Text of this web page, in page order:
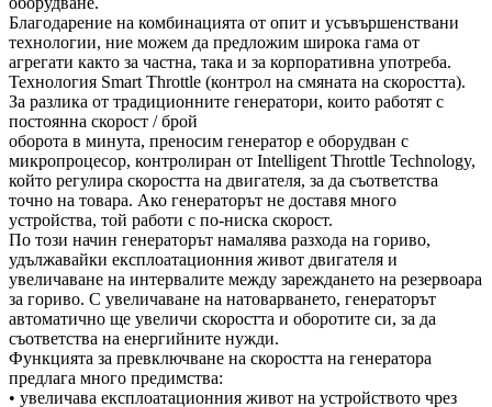
Благодарение на комбинацията от опит и усъвършенствани
технологии, ние можем да предложим широка гама от
агрегати както за частна, така и за корпоративна употреба.
Технология Smart Throttle (контрол на смяната на скоростта).
За разлика от традиционните генератори, които работят с
постоянна скорост / брой
оборота в минута, преносим генератор е оборудван с
микропроцесор, контролиран от Intelligent Throttle Technology,
който регулира скоростта на двигателя, за да съответства
точно на товара. Ако генераторът не доставя много
устройства, той работи с по-ниска скорост.
По този начин генераторът намалява разхода на гориво,
удължавайки експлоатационния живот двигателя и
увеличаване на интервалите между зареждането на резервоара
за гориво. С увеличаване на натоварването, генераторът
автоматично ще увеличи скоростта и оборотите си, за да
съответства на енергийните нужди.
Функцията за превключване на скоростта на генератора
предлага много предимства:
• увеличава експлоатационния живот на устройството чрез